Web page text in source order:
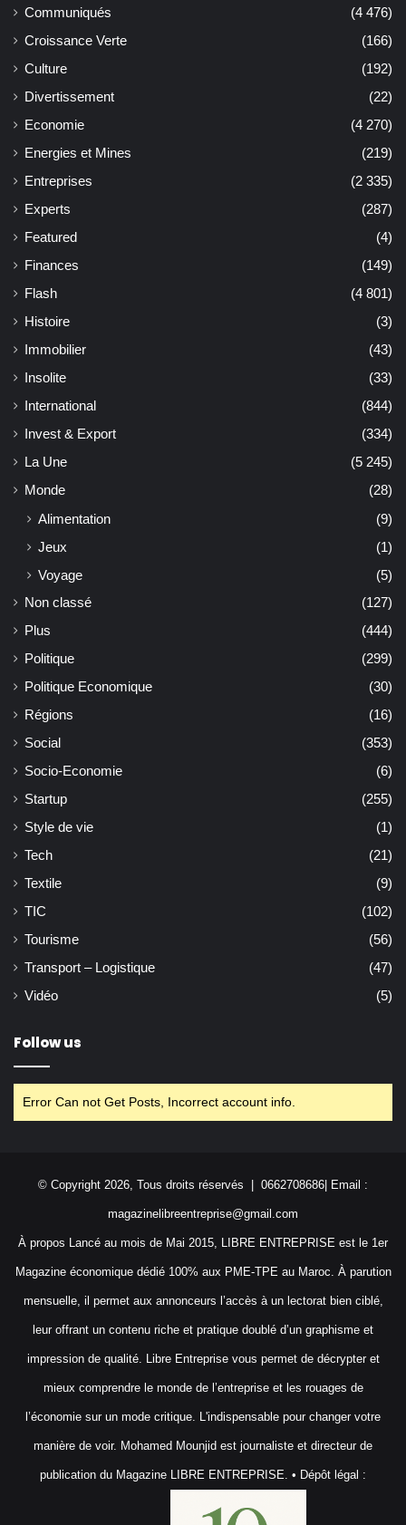
Communiqués
(4 476)
Croissance Verte
(166)
Culture
(192)
Divertissement
(22)
Economie
(4 270)
Energies et Mines
(219)
Entreprises
(2 335)
Experts
(287)
Featured
(4)
Finances
(149)
Flash
(4 801)
Histoire
(3)
Immobilier
(43)
Insolite
(33)
International
(844)
Invest & Export
(334)
La Une
(5 245)
Monde
(28)
Alimentation
(9)
Jeux
(1)
Voyage
(5)
Non classé
(127)
Plus
(444)
Politique
(299)
Politique Economique
(30)
Régions
(16)
Social
(353)
Socio-Economie
(6)
Startup
(255)
Style de vie
(1)
Tech
(21)
Textile
(9)
TIC
(102)
Tourisme
(56)
Transport – Logistique
(47)
Vidéo
(5)
Follow us
Error Can not Get Posts, Incorrect account info.
© Copyright 2026, Tous droits réservés | 0662708686| Email :
magazinelibreentreprise@gmail.com
À propos Lancé au mois de Mai 2015, LIBRE ENTREPRISE est le 1er
Magazine économique dédié 100% aux PME-TPE au Maroc. À parution
mensuelle, il permet aux annonceurs l’accès à un lectorat bien ciblé,
leur offrant un contenu riche et pratique doublé d’un graphisme et
impression de qualité. Libre Entreprise vous permet de décrypter et
mieux comprendre le monde de l’entreprise et les rouages de
l’économie sur un mode critique. L'indispensable pour changer votre
manière de voir. Mohamed Mounjid est journaliste et directeur de
publication du Magazine LIBRE ENTREPRISE. • Dépôt légal :